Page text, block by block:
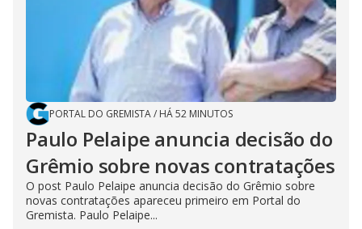
PORTAL DO GREMISTA/ HÁ 52 MINUTOS
Paulo Pelaipe anuncia decisão do
Grêmio sobre novas contratações
O post Paulo Pelaipe anuncia decisão do Grêmio sobre
novas contratações apareceu primeiro em Portal do
Gremista. Paulo Pelaipe...